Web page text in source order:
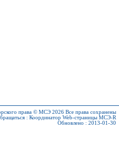
права © МСЭ 2026 Все права сохранены
: Координатор Web-страницы МСЭ-R
Обновлено : 2013-01-30